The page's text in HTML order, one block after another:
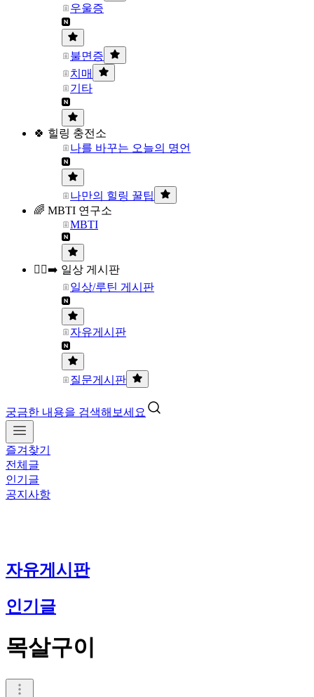
우울증
불면증
치매
기타
🍀 힐링 충전소
나를 바꾸는 오늘의 명언
나만의 힐링 꿀팁
🌈 MBTI 연구소
MBTI
🏃‍♀️‍➡️ 일상 게시판
일상/루틴 게시판
자유게시판
질문게시판
궁금한 내용을 검색해보세요
즐겨찾기
전체글
인기글
공지사항
자유게시판
인기글
목살구이